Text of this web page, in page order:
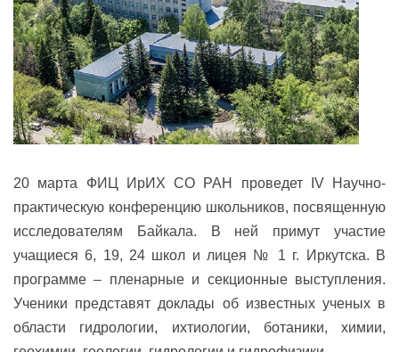
20 марта ФИЦ ИрИХ СО РАН проведет IV Научно-
практическую конференцию школьников, посвященную
исследователям Байкала. В ней примут участие
учащиеся 6, 19, 24 школ и лицея № 1 г. Иркутска. В
программе – пленарные и секционные выступления.
Ученики представят доклады об известных ученых в
области гидрологии, ихтиологии, ботаники, химии,